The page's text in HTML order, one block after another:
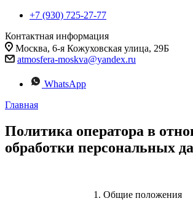
+7 (930) 725-27-77
Контактная информация
Москва, 6-я Кожуховская улица, 29Б
atmosfera-moskva@yandex.ru
WhatsApp
Главная
Политика оператора в
обработки персональных
1. Общие положения